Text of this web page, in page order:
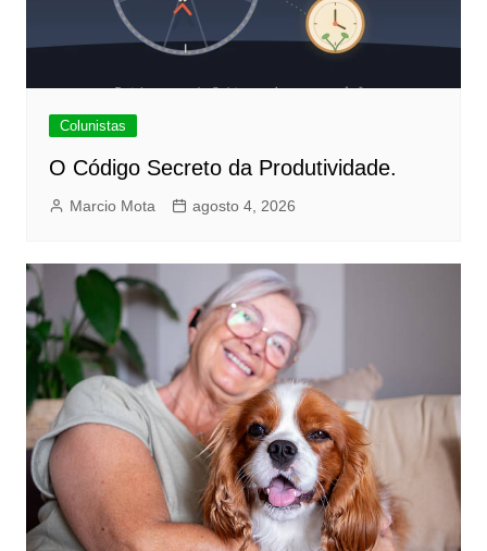
Colunistas
O Código Secreto da Produtividade.
Marcio Mota agosto 4, 2026